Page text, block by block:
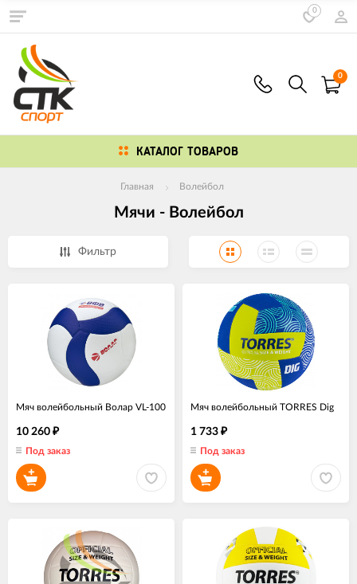
0
0
КАТАЛОГ ТОВАРОВ
Главная Волейбол
Мячи - Волейбол
Фильтр
Мяч волейбольный Волар VL-100
10 260 ₽
Под заказ
Мяч волейбольный TORRES Dig
1 733 ₽
Под заказ